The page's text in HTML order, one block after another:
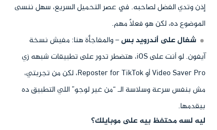
إذن وتدي الفضل لصاحبه. في عصر التحميل السريع، سهل ننسى
الموضوع ده، لكن هو فعلاً مهم.
شغال على أندرويد بس– والمفاجأة هنا: مفيش نسخة
آيفون. لو أنت على iOS، هتضطر تدور على تطبيقات شبهه زي
Video Saver Pro أو Reposter for TikTok، لكن من تجربتي،
مش بنفس سرعة وسلاسة الـ “من غير لوجو” اللي التطبيق ده
بيقدمها.
ليه لسه محتفظ بيه على موبايلك؟